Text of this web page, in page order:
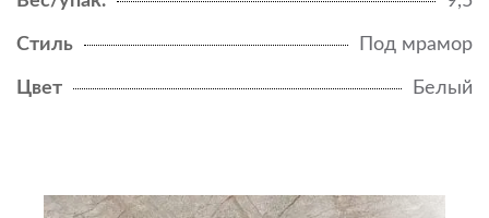
Стиль Под мрамор
Цвет Белый